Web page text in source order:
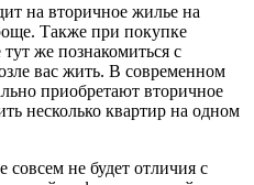
на вторичное жилье на
Также при покупке
же познакомиться с
вас жить. В современном
приобретают вторичное
несколько квартир на одном
совсем не будет отличия с